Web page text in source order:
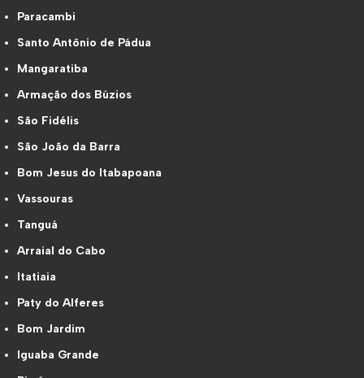
Paracambi
Santo Antônio de Pádua
Mangaratiba
Armação dos Búzios
São Fidélis
São João da Barra
Bom Jesus do Itabapoana
Vassouras
Tanguá
Arraial do Cabo
Itatiaia
Paty do Alferes
Bom Jardim
Iguaba Grande